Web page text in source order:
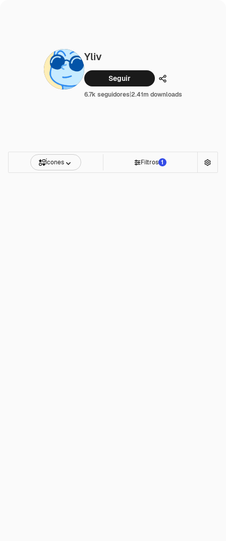
Yliv
Seguir Compartilhar
6.7k seguidores|2.41m downloads
Ícones Filtros 1